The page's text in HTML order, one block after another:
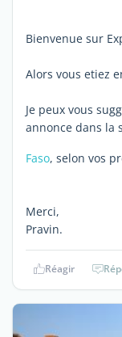
Bienvenue sur
Alors vous etiez
Je peux vous
annonce dans la
Faso, selon vos
Merci,
Pravin.
Réagir